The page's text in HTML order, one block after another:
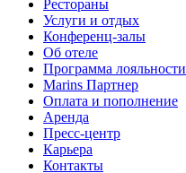
Рестораны
Услуги и отдых
Конференц-залы
Об отеле
Программа лояльности
Marins Партнер
Оплата и пополнение
Аренда
Пресс-центр
Карьера
Контакты